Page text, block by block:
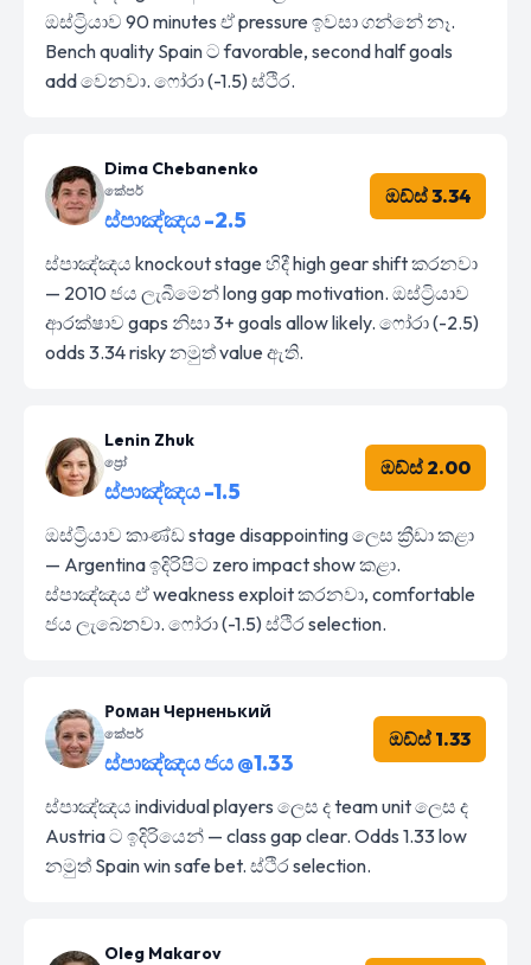
ඔස්ට්‍රියාව 90 minutes ඒ pressure ඉවසා ගන්නේ නෑ.
Bench quality Spain ට favorable, second half goals
add වෙනවා. ෆෝරා (-1.5) ස්ථිර.
Dima Chebanenko
කේපර්
ස්පාඤ්ඤය -2.5
ඔඩ්ස් 3.34
ස්පාඤ්ඤය knockout stage හිදී high gear shift කරනවා
— 2010 ජය ලැබීමෙන් long gap motivation. ඔස්ට්‍රියාව
ආරක්ෂාව gaps නිසා 3+ goals allow likely. ෆෝරා (-2.5)
odds 3.34 risky නමුත් value ඇති.
Lenin Zhuk
ප්‍රෝ
ස්පාඤ්ඤය -1.5
ඔඩ්ස් 2.00
ඔස්ට්‍රියාව කාණ්ඩ stage disappointing ලෙස ක්‍රීඩා කළා
— Argentina ඉදිරිපිට zero impact show කළා.
ස්පාඤ්ඤය ඒ weakness exploit කරනවා, comfortable
ජය ලැබෙනවා. ෆෝරා (-1.5) ස්ථිර selection.
Роман Черненький
කේපර්
ස්පාඤ්ඤය ජය @1.33
ඔඩ්ස් 1.33
ස්පාඤ්ඤය individual players ලෙස ද team unit ලෙස ද
Austria ට ඉදිරියෙන් — class gap clear. Odds 1.33 low
නමුත් Spain win safe bet. ස්ථිර selection.
Oleg Makarov